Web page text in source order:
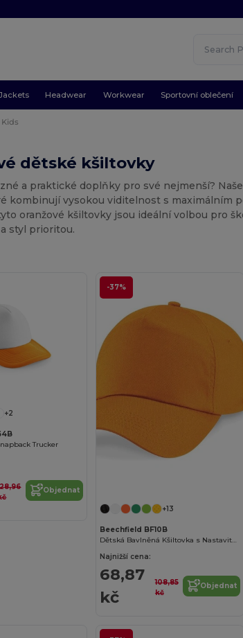
Headwear Workwear Sportovní oblečení
Kids
dětské kšiltovky
a praktické doplňky pro své nejmenší?
kombinují vysokou viditelnost s maximálním
oranžové kšiltovky jsou ideální volbou pro
styl prioritou.
+2
Trucker
Objednat
-37%
+13
Beechfield BF10B
Dětská Bavlněná Kšiltovka s Nastavitelným Zapínáním
Najnižší cena:
68,87
kč
108,85
kč
Objednat